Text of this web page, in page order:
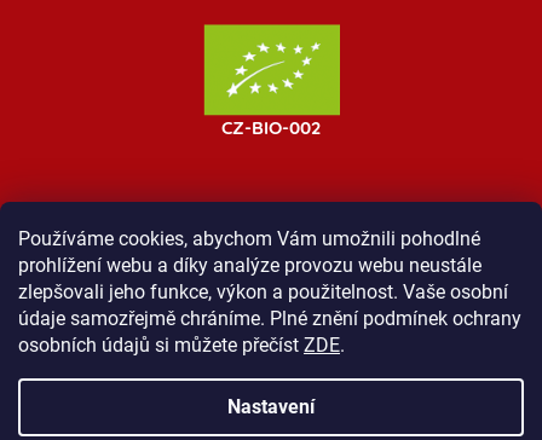
Používáme cookies, abychom Vám umožnili pohodlné
prohlížení webu a díky analýze provozu webu neustále
zlepšovali jeho funkce, výkon a použitelnost. Vaše osobní
údaje samozřejmě chráníme. Plné znění podmínek ochrany
osobních údajů si můžete přečíst ZDE.
Nastavení
MOST ProTibet Vše o nákupu
Obchodní podmínky
Zásady ochrany osobních údajů
Kontakt
Vytvořil Shoptet